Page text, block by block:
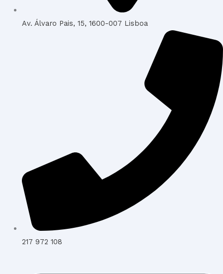
Av. Álvaro Pais, 15, 1600-007 Lisboa
217 972 108